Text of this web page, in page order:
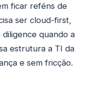
ficar reféns de
ser cloud-first,
quando a
estrutura a TI da
e sem fricção.